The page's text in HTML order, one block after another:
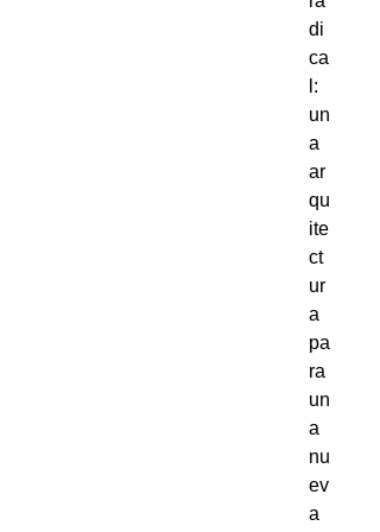
di
ca
l:
un
a
ar
qu
ite
ct
ur
a
pa
ra
un
a
nu
ev
a